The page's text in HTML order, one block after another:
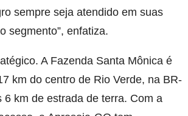
sempre seja atendido em suas
segmento”, enfatiza.
A Fazenda Santa Mônica é
km do centro de Rio Verde, na BR-
km de estrada de terra. Com a